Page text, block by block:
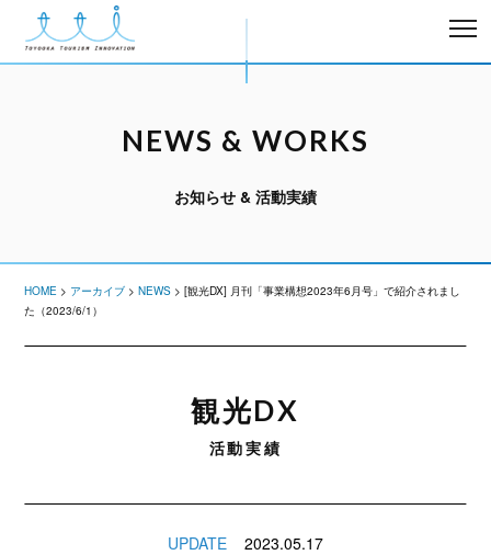
NEWS & WORKS
お知らせ & 活動実績
HOME > アーカイブ >NEWS >[観光DX] 月刊「事業構想2023年6月号」で紹介されまし
た（2023/6/1）
観光DX
活動実績
UPDATE 2023.05.17